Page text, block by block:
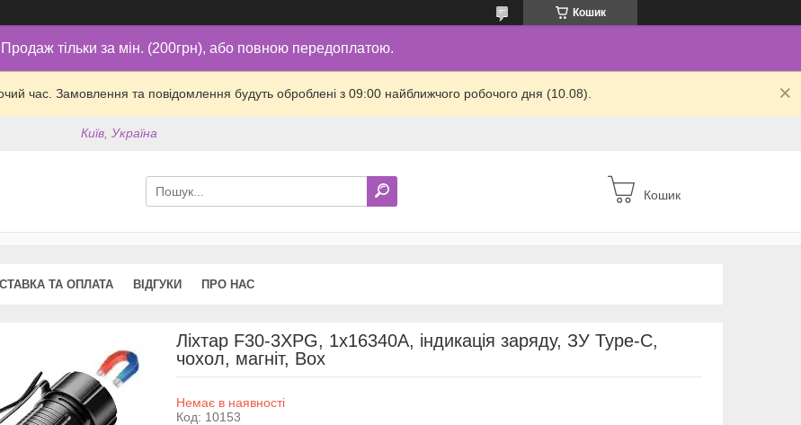
Кошик
Продаж тільки за мін. (200грн), або повною передоплатою.
час. Замовлення та повідомлення будуть оброблені з 09:00 найближчого робочого дня (10.08).
Київ, Україна
Кошик
ТА ОПЛАТА ВІДГУКИ ПРО НАС
Ліхтар F30-3XPG, 1х16340A, індикація заряду, ЗУ Type-C,
чохол, магніт, Box
Немає в наявності
Код: 10153